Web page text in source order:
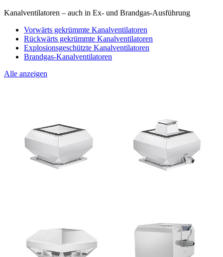
Kanalventilatoren – auch in Ex- und Brandgas-Ausführung
Vorwärts gekrümmte Kanalventilatoren
Rückwärts gekrümmte Kanalventilatoren
Explosionsgeschützte Kanalventilatoren
Brandgas-Kanalventilatoren
Alle anzeigen